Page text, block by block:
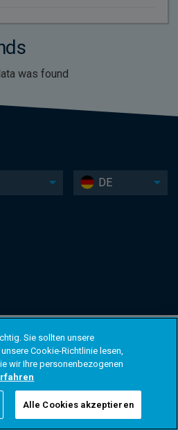
was found
DE
Sie sollten unsere
Cookie-Richtlinie lesen,
wir Ihre personenbezogenen
Alle Cookies akzeptieren